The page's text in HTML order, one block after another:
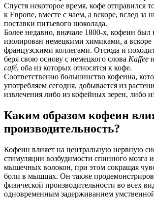
Спустя некоторое время, кофе отправился
к Европе, вместе с чаем, а вскоре, вслед за
поставки питьевого шоколада.
Более недавно, вначале 1800-х, кофеин был
изолирован немецкими химиками, а вскоре
французскими коллегами. Отсюда и
беря свою основу с немецкого слова Kaffee
café, оба из которых относятся к кофе.
Соответственно большинство кофеина,
употребляем сегодня, добывается из
извлечения либо из кофейных зерен, либо
Каким образом кофеин
производительность?
Кофеин влияет на центральную нервную
стимуляции возбудимости спинного мозга
мышечных волокон, при этом сокращая
боли в мышцах. Он также
физической производительности во всех
одновременным задерживанием